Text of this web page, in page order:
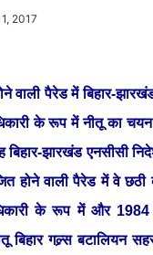
2017
वाली पैरेड में बिहार-
के रूप में नीतू का चयन
झारखंड एनसीसी
होने वाली पैरेड में वे
के रूप में और 1984
बिहार गल्र्स बटालियन